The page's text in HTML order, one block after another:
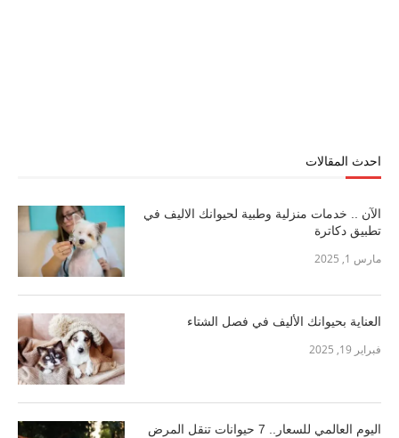
احدث المقالات
الآن .. خدمات منزلية وطبية لحيوانك الاليف في
تطبيق دكاترة
مارس 1, 2025
العناية بحيوانك الأليف في فصل الشتاء
فبراير 19, 2025
اليوم العالمي للسعار.. 7 حيوانات تنقل المرض